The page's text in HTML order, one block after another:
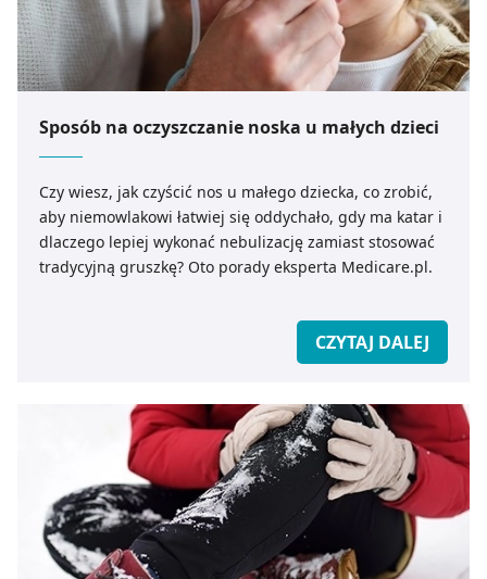
Sposób na oczyszczanie noska u małych dzieci
Czy wiesz, jak czyścić nos u małego dziecka, co zrobić,
aby niemowlakowi łatwiej się oddychało, gdy ma katar i
dlaczego lepiej wykonać nebulizację zamiast stosować
tradycyjną gruszkę? Oto porady eksperta Medicare.pl.
CZYTAJ DALEJ